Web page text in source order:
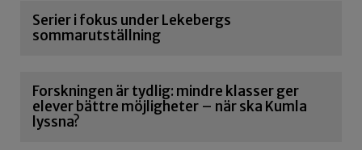
Serier i fokus under Lekebergs
sommarutställning
Forskningen är tydlig: mindre klasser ger
elever bättre möjligheter – när ska Kumla
lyssna?